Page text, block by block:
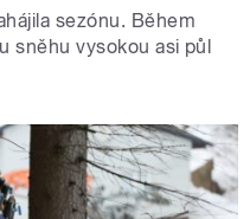
sezónu. Během
sněhu vysokou asi půl